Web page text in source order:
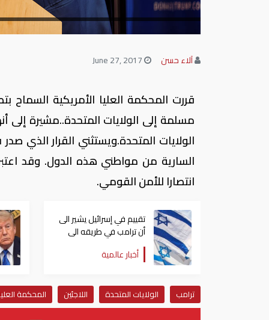
آلاء حسن
قررت المحكمة العليا الأمريكية
الولايات المتحدة.ويستثني القرار الذي
السارية من مواطني هذه الدول. وقد
انتصارا للأمن القومي.
تقييم في إسرائيل يشير الى
أن ترامب في طريقه الى
إبرام اتفاق مع إيران
أخبار عالمية
ترامب الولايات المتحدة اللاجئين المحكمة